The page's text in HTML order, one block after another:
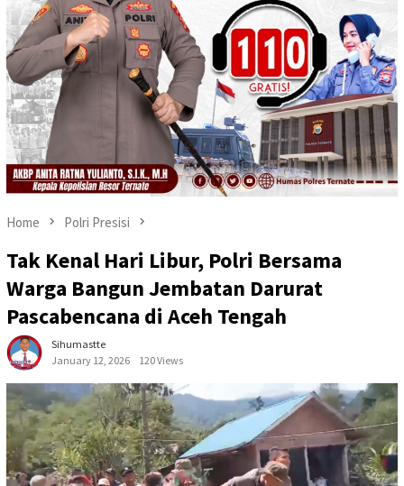
Home Polri Presisi
Tak Kenal Hari Libur, Polri Bersama
Warga Bangun Jembatan Darurat
Pascabencana di Aceh Tengah
Sihumastte
January 12, 2026
120 Views